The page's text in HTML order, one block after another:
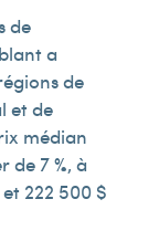
de
a
de
et de
médian
de 7 %, à
222 500 $